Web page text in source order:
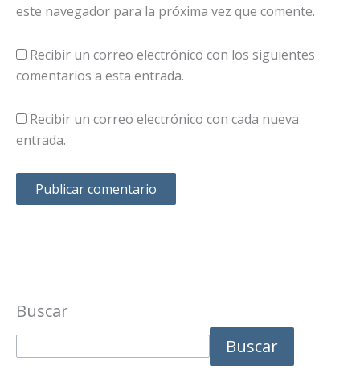
este navegador para la próxima vez que comente.
Recibir un correo electrónico con los siguientes
comentarios a esta entrada.
Recibir un correo electrónico con cada nueva
entrada.
Buscar
Buscar